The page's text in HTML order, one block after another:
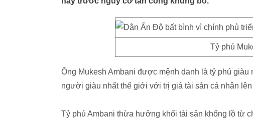
Tỷ phú
Ông Mukesh Ambani được mệnh danh là tỷ phú
người giàu nhất thế giới với trị giá tài sản cá nhân
Tỷ phú Ambani thừa hưởng khối tài sản khổng lồ từ